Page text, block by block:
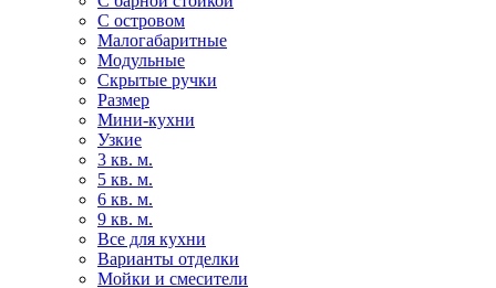
С островом
Малогабаритные
Модульные
Скрытые ручки
Размер
Мини-кухни
Узкие
3 кв. м.
5 кв. м.
6 кв. м.
9 кв. м.
Все для кухни
Варианты отделки
Мойки и смесители